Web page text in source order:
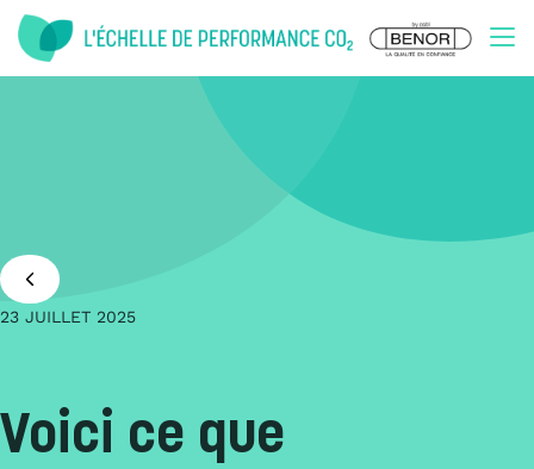
23 JUILLET 2025
Voici ce que